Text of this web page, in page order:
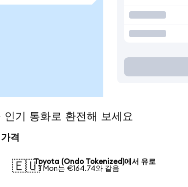
통화로 환전해 보세요
격
🇪🇺Toyota (Ondo Tokenized)에서 유로
1 TMon는 €164.74와 같음